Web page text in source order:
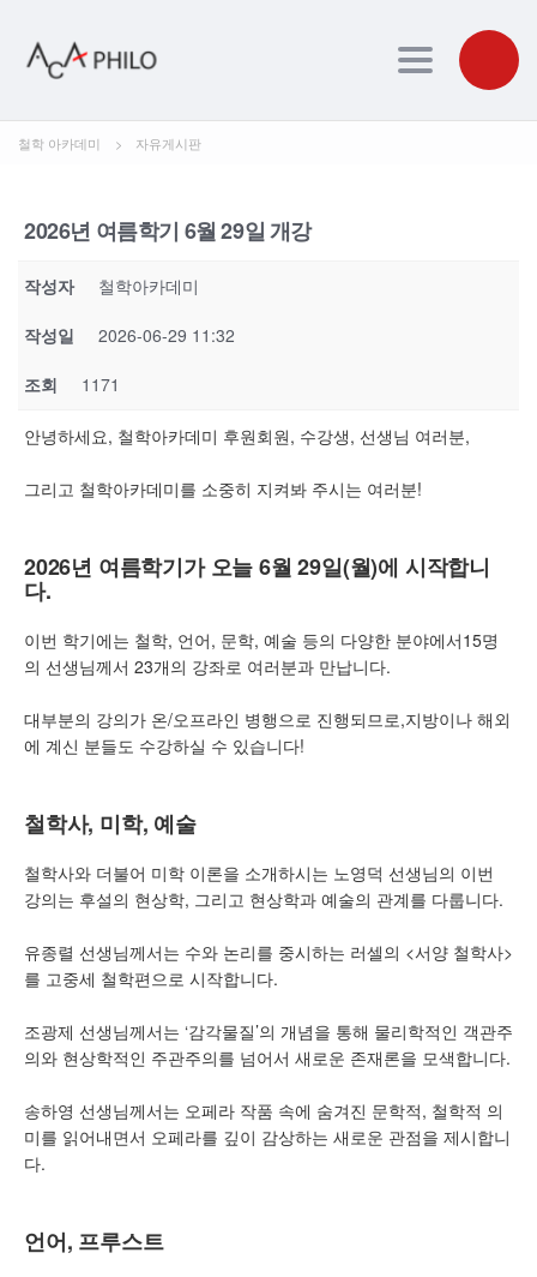
Toggle
철학 아카데미 > 자유게시판
2026년 여름학기 6월 29일 개강
작성자 철학아카데미
작성일 2026-06-29 11:32
조회 1171
안녕하세요, 철학아카데미 후원회원, 수강생, 선생님 여러분,
그리고 철학아카데미를 소중히 지켜봐 주시는 여러분!
2026년 여름학기가 오늘 6월 29일(월)에 시작합니
다.
이번 학기에는 철학, 언어, 문학, 예술 등의 다양한 분야에서15명
의 선생님께서 23개의 강좌로 여러분과 만납니다.
대부분의 강의가 온/오프라인 병행으로 진행되므로,지방이나 해외
에 계신 분들도 수강하실 수 있습니다!
철학사, 미학, 예술
철학사와 더불어 미학 이론을 소개하시는 노영덕 선생님의 이번
강의는 후설의 현상학, 그리고 현상학과 예술의 관계를 다룹니다.
유종렬 선생님께서는 수와 논리를 중시하는 러셀의 <서양 철학사>
를 고중세 철학편으로 시작합니다.
조광제 선생님께서는 ‘감각물질’의 개념을 통해 물리학적인 객관주
의와 현상학적인 주관주의를 넘어서 새로운 존재론을 모색합니다.
송하영 선생님께서는 오페라 작품 속에 숨겨진 문학적, 철학적 의
미를 읽어내면서 오페라를 깊이 감상하는 새로운 관점을 제시합니
다.
언어, 프루스트